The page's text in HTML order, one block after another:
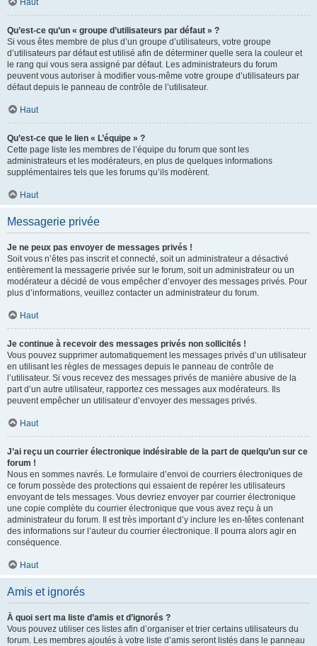
Haut
Qu’est-ce qu’un « groupe d’utilisateurs par défaut » ?
Si vous êtes membre de plus d’un groupe d’utilisateurs, votre groupe
d’utilisateurs par défaut est utilisé afin de déterminer quelle sera la couleur et
le rang qui vous sera assigné par défaut. Les administrateurs du forum
peuvent vous autoriser à modifier vous-même votre groupe d’utilisateurs par
défaut depuis le panneau de contrôle de l’utilisateur.
Haut
Qu’est-ce que le lien « L’équipe » ?
Cette page liste les membres de l’équipe du forum que sont les
administrateurs et les modérateurs, en plus de quelques informations
supplémentaires tels que les forums qu’ils modèrent.
Haut
Messagerie privée
Je ne peux pas envoyer de messages privés !
Soit vous n’êtes pas inscrit et connecté, soit un administrateur a désactivé
entièrement la messagerie privée sur le forum, soit un administrateur ou un
modérateur a décidé de vous empêcher d’envoyer des messages privés. Pour
plus d’informations, veuillez contacter un administrateur du forum.
Haut
Je continue à recevoir des messages privés non sollicités !
Vous pouvez supprimer automatiquement les messages privés d’un utilisateur
en utilisant les règles de messages depuis le panneau de contrôle de
l’utilisateur. Si vous recevez des messages privés de manière abusive de la
part d’un autre utilisateur, rapportez ces messages aux modérateurs. Ils
peuvent empêcher un utilisateur d’envoyer des messages privés.
Haut
J’ai reçu un courrier électronique indésirable de la part de quelqu’un sur ce
forum !
Nous en sommes navrés. Le formulaire d’envoi de courriers électroniques de
ce forum possède des protections qui essaient de repérer les utilisateurs
envoyant de tels messages. Vous devriez envoyer par courrier électronique
une copie complète du courrier électronique que vous avez reçu à un
administrateur du forum. Il est très important d’y inclure les en-têtes contenant
des informations sur l’auteur du courrier électronique. Il pourra alors agir en
conséquence.
Haut
Amis et ignorés
À quoi sert ma liste d’amis et d’ignorés ?
Vous pouvez utiliser ces listes afin d’organiser et trier certains utilisateurs du
forum. Les membres ajoutés à votre liste d’amis seront listés dans le panneau